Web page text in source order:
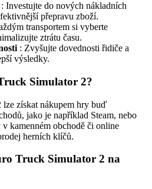
: Investujte do nových nákladních
přepravu zboží.
transportem si vyberte
ztrátu času.
: Zvyšujte dovednosti řidiče a
výsledky.
Simulator 2?
získat nákupem hry buď
jako je například Steam, nebo
kamenném obchodě či online
herních klíčů.
Truck Simulator 2 na